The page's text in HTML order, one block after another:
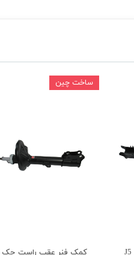
کمک فنر عقب راست جک J5
ساخت چین